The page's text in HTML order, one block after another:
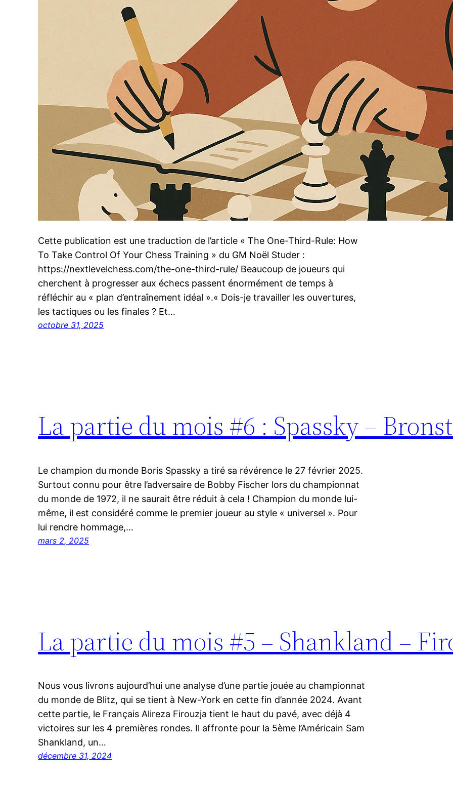
Cette publication est une traduction de l’article « The One-Third-Rule: How
To Take Control Of Your Chess Training » du GM Noël Studer :
https://nextlevelchess.com/the-one-third-rule/ Beaucoup de joueurs qui
cherchent à progresser aux échecs passent énormément de temps à
réfléchir au « plan d’entraînement idéal ».« Dois-je travailler les ouvertures,
les tactiques ou les finales ? Et…
octobre 31, 2025
La partie du mois #6 : Spassky –
Le champion du monde Boris Spassky a tiré sa révérence le 27 février 2025.
Surtout connu pour être l’adversaire de Bobby Fischer lors du championnat
du monde de 1972, il ne saurait être réduit à cela ! Champion du monde lui-
même, il est considéré comme le premier joueur au style « universel ». Pour
lui rendre hommage,…
mars 2, 2025
La partie du mois #5 – Shankland –
Nous vous livrons aujourd’hui une analyse d’une partie jouée au championnat
du monde de Blitz, qui se tient à New-York en cette fin d’année 2024. Avant
cette partie, le Français Alireza Firouzja tient le haut du pavé, avec déjà 4
victoires sur les 4 premières rondes. Il affronte pour la 5ème l’Américain Sam
Shankland, un…
décembre 31, 2024